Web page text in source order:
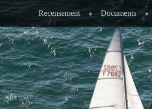
Recensement Documents